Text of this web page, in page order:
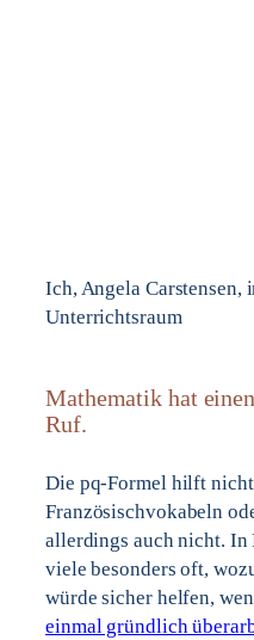
Ich, Angela Carstensen,
Unterrichtsraum
Mathematik hat
Ruf.
Die pq-Formel hilft
Französischvokabeln
allerdings auch nicht. In
viele besonders oft,
würde sicher helfen,
einmal gründlich